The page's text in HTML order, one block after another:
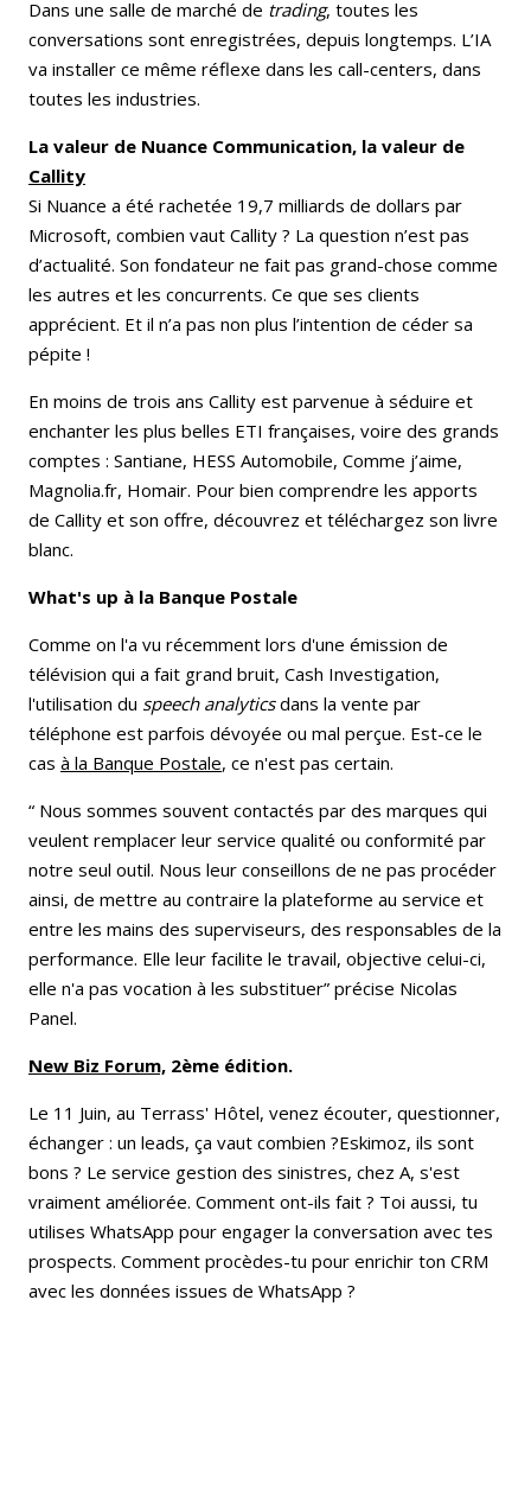
Dans une salle de marché de trading, toutes les
conversations sont enregistrées, depuis longtemps. L’IA
va installer ce même réflexe dans les call-centers, dans
toutes les industries.
La valeur de Nuance Communication, la valeur de
Callity
Si Nuance a été rachetée 19,7 milliards de dollars par
Microsoft, combien vaut Callity ? La question n’est pas
d’actualité. Son fondateur ne fait pas grand-chose comme
les autres et les concurrents. Ce que ses clients
apprécient. Et il n’a pas non plus l’intention de céder sa
pépite !
En moins de trois ans Callity est parvenue à séduire et
enchanter les plus belles ETI françaises, voire des grands
comptes : Santiane, HESS Automobile, Comme j’aime,
Magnolia.fr, Homair. Pour bien comprendre les apports
de Callity et son offre, découvrez et téléchargez son livre
blanc.
What's up à la Banque Postale
Comme on l'a vu récemment lors d'une émission de
télévision qui a fait grand bruit, Cash Investigation,
l'utilisation du speech analyticsdans la vente par
téléphone est parfois dévoyée ou mal perçue. Est-ce le
cas à la Banque Postale, ce n'est pas certain.
“ Nous sommes souvent contactés par des marques qui
veulent remplacer leur service qualité ou conformité par
notre seul outil. Nous leur conseillons de ne pas procéder
ainsi, de mettre au contraire la plateforme au service et
entre les mains des superviseurs, des responsables de la
performance. Elle leur facilite le travail, objective celui-ci,
elle n'a pas vocation à les substituer” précise Nicolas
Panel.
New Biz Forum, 2ème édition.
Le 11 Juin, au Terrass' Hôtel, venez écouter, questionner,
échanger : un leads, ça vaut combien ?Eskimoz, ils sont
bons ? Le service gestion des sinistres, chez A, s'est
vraiment améliorée. Comment ont-ils fait ? Toi aussi, tu
utilises WhatsApp pour engager la conversation avec tes
prospects. Comment procèdes-tu pour enrichir ton CRM
avec les données issues de WhatsApp ?